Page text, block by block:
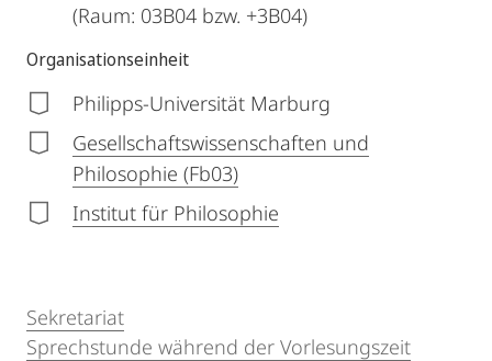
(Raum: 03B04 bzw. +3B04)
Organisationseinheit
Philipps-Universität Marburg
Gesellschaftswissenschaften und
Philosophie (Fb03)
Institut für Philosophie
Sekretariat
Sprechstunde während der Vorlesungszeit